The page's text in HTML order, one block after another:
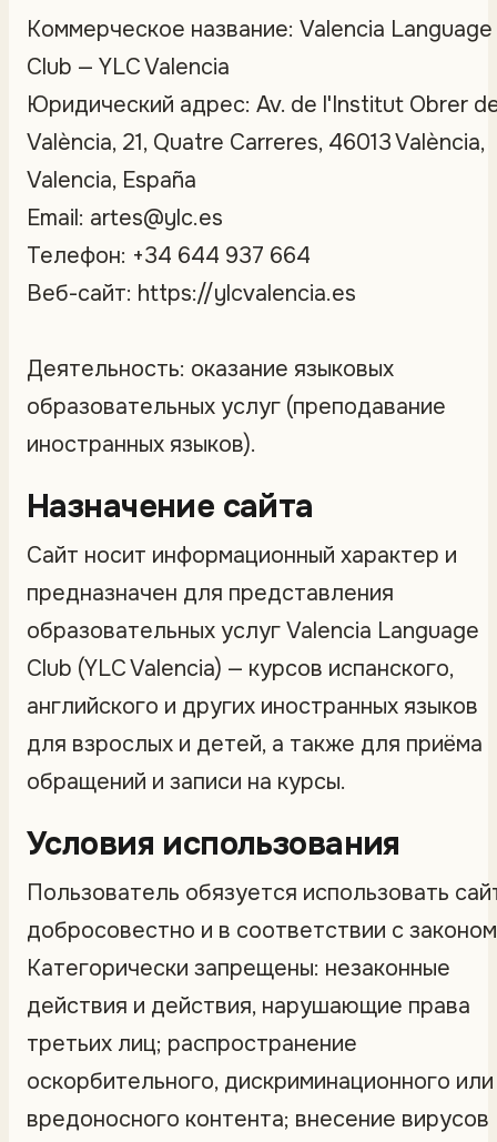
Коммерческое название: Valencia Language
Club — YLC Valencia
Юридический адрес: Av. de l'Institut Obrer
València, 21, Quatre Carreres, 46013 València,
Valencia, España
Email: artes@ylc.es
Телефон: +34 644 937 664
Веб-сайт: https://ylcvalencia.es
Деятельность: оказание языковых
образовательных услуг (преподавание
иностранных языков).
Назначение сайта
Сайт носит информационный характер и
предназначен для представления
образовательных услуг Valencia Language
Club (YLC Valencia) — курсов испанского,
английского и других иностранных языков
для взрослых и детей, а также для приёма
обращений и записи на курсы.
Условия использования
Пользователь обязуется использовать
добросовестно и в соответствии с
Категорически запрещены: незаконные
действия и действия, нарушающие права
третьих лиц; распространение
оскорбительного, дискриминационного или
вредоносного контента; внесение вирусов